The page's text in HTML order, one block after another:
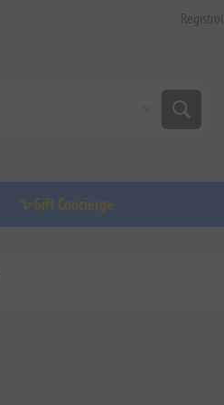
Registro
✨Gift Concierge